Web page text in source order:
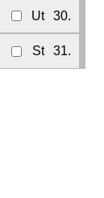
Ut 30.
St 31.